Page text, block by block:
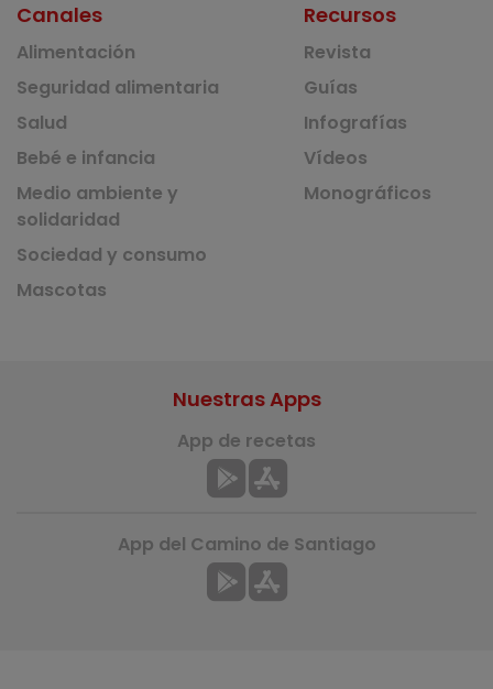
Canales
Alimentación
Seguridad alimentaria
Salud
Bebé e infancia
Medio ambiente y
solidaridad
Sociedad y consumo
Mascotas
Recursos
Revista
Guías
Infografías
Vídeos
Monográficos
Nuestras Apps
App de recetas
App del Camino de Santiago